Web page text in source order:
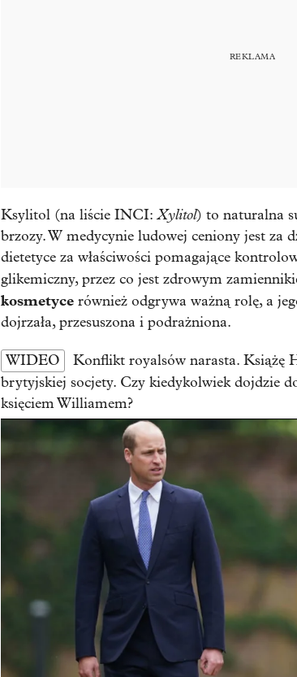
Ksylitol (na liście INCI:Xylitol) to naturalna
brzozy. W medycynie ludowej ceniony jest za
dietetyce za właściwości pomagające
glikemiczny, przez co jest zdrowym
kosmetyce również odgrywa ważną rolę, a
dojrzała, przesuszona i podrażniona.
WIDEO
Konflikt royalsów narasta. Książę
brytyjskiej socjety. Czy kiedykolwiek dojdzie
księciem Williamem?